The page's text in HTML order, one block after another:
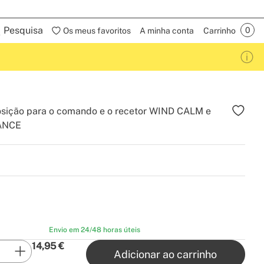
Pesquisa Os meus favoritos A minha conta Carrinho
para o comando e o recetor WIND CALM e
Envio em 24/48 horas úteis
14,95 €
Adicionar ao carrinho